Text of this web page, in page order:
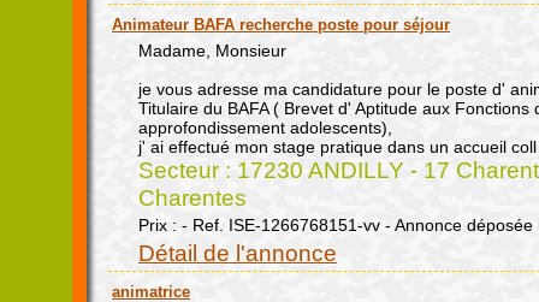
Animateur BAFA recherche poste pour séjour
Madame, Monsieur
je vous adresse ma candidature pour le poste d'
Titulaire du BAFA ( Brevet d' Aptitude aux Fonctions
approfondissement adolescents),
j' ai effectué mon stage pratique dans un accueil coll
Secteur : 17230 ANDILLY - 17
Charentes
Prix : - Ref. ISE-1266768151-vv - Annonce
Détail de l'annonce
animatrice